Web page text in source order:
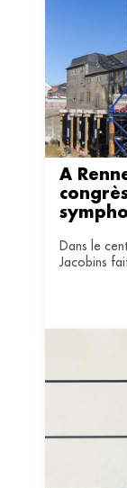
A
Dans le
Jacobins